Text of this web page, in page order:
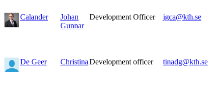
Calander
Johan
Gunnar
Development Officer jgca@kth.se
De Geer
ChristinaDevelopment officer tinadg@kth.se